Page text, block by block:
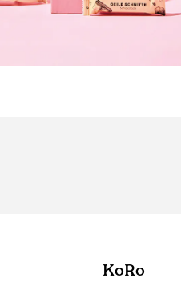
KoRo